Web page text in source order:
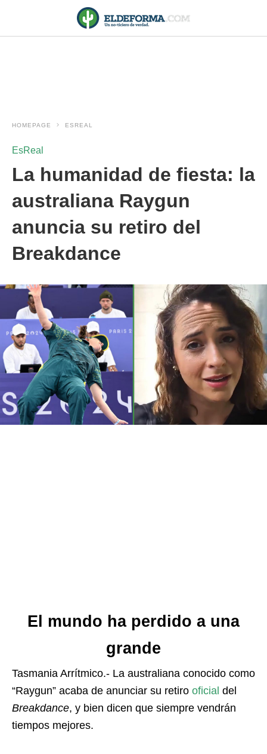
HOMEPAGE ESREAL
EsReal
La humanidad de fiesta: la
australiana Raygun
anuncia su retiro del
Breakdance
El mundo ha perdido a una
grande
Tasmania Arrítmico.- La australiana conocido como
“Raygun” acaba de anunciar su retiro oficial del
Breakdance, y bien dicen que siempre vendrán
tiempos mejores.